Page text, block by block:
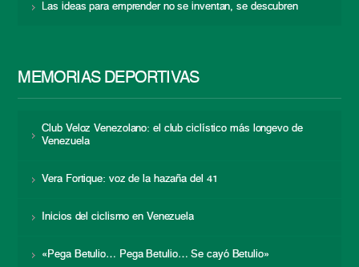
Las ideas para emprender no se inventan, se descubren
MEMORIAS DEPORTIVAS
Club Veloz Venezolano: el club ciclístico más longevo de
Venezuela
Vera Fortique: voz de la hazaña del 41
Inicios del ciclismo en Venezuela
«Pega Betulio… Pega Betulio… Se cayó Betulio»